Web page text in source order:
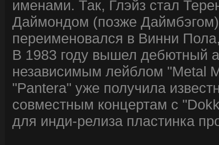
именами. Так, Глэйз стал
Даймондом (позже
переименовался в Винни
В 1983 году вышел дебютный
независимым лейблом "Metal
"Pantera" уже получила
совместным концертам с
для инди-релиза пластинка